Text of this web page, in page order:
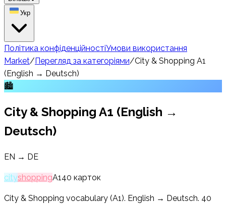
Укр
Політика конфіденційностіУмови використання
Market/Перегляд за категоріями/City & Shopping A1
(English → Deutsch)
🏙️
City & Shopping A1 (English →
Deutsch)
EN → DE
cityshoppingA140 карток
City & Shopping vocabulary (A1). English → Deutsch. 40